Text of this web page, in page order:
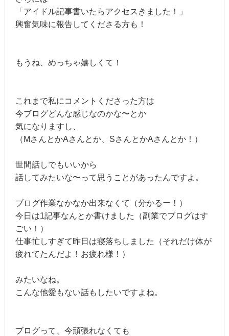
「アイドル記事書いたらアクセスきました！」
興奮気味に報告してくださる方も！
もうね、めっちゃ嬉しくて！
これまで私にコメントくださった方は
今ブログどんな感じなのかな〜とか
気になりますし、
（MさんとかAさんとか、SさんとかAさんとか！）
世間話しでもいいから
話してみたいな〜って思うことがあったんですよ。
ブログ作業なかなか出来なくて（分かるー！）
今日は1記事なんとか書けました（副業でブログはす
ごい！）
仕事忙しすぎて昨日は寝落ちしました（それだけ体が
疲れてたんだよ！お疲れ様！）
みたいなね。
こんな他愛もない話もしたいですよね。
ブログって、今頑張れなくても